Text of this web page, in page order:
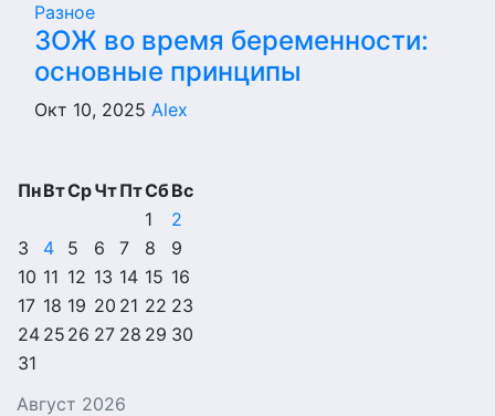
Разное
ЗОЖ во время беременности:
основные принципы
Окт 10, 2025 Alex
Август 2026
ПнВтСрЧтПтСбВс
1
2
3
4 5 6 7 8
9
10 11 12 13 14 15 16
17 18 19 20 21 22 23
24 25 26 27 28 29 30
31